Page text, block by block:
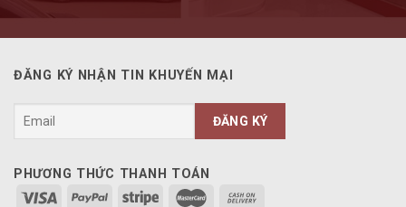
ĐĂNG KÝ NHẬN TIN KHUYẾN MẠI
PHƯƠNG THỨC THANH TOÁN